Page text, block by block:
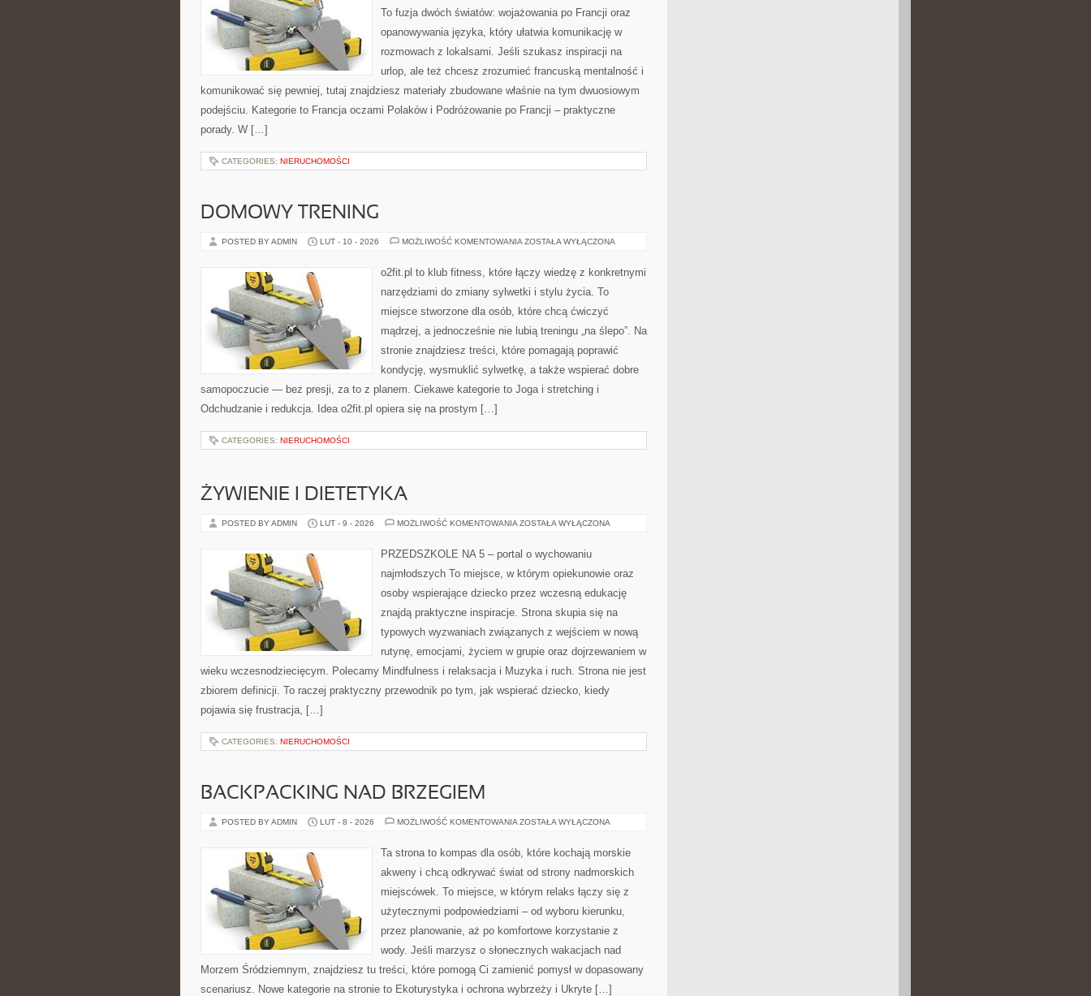
To fuzja dwóch światów: wojażowania po Francji oraz
opanowywania języka, który ułatwia komunikację w
rozmowach z lokalsami. Jeśli szukasz inspiracji na
urlop, ale też chcesz zrozumieć francuską mentalność i
komunikować się pewniej, tutaj znajdziesz materiały zbudowane właśnie na tym dwuosiowym
podejściu. Kategorie to Francja oczami Polaków i Podróżowanie po Francji – praktyczne
porady. W […]
CATEGORIES: NIERUCHOMOŚCI
DOMOWY TRENING
POSTED BY ADMIN LUT - 10 - 2026 MOŻLIWOŚĆ KOMENTOWANIA DOMOWY
ZOSTAŁA WYŁĄCZONA
o2fit.pl to klub fitness, które łączy wiedzę z konkretnymi
narzędziami do zmiany sylwetki i stylu życia. To
miejsce stworzone dla osób, które chcą ćwiczyć
mądrzej, a jednocześnie nie lubią treningu „na ślepo”. Na
stronie znajdziesz treści, które pomagają poprawić
kondycję, wysmuklić sylwetkę, a także wspierać dobre
samopoczucie — bez presji, za to z planem. Ciekawe kategorie to Joga i stretching i
Odchudzanie i redukcja. Idea o2fit.pl opiera się na prostym […]
CATEGORIES: NIERUCHOMOŚCI
ŻYWIENIE I DIETETYKA
POSTED BY ADMIN LUT - 9 - 2026 MOŻLIWOŚĆ KOMENTOWANIA ŻYWIENIE
ZOSTAŁA WYŁĄCZONA
PRZEDSZKOLE NA 5 – portal o wychowaniu
najmłodszych To miejsce, w którym opiekunowie oraz
osoby wspierające dziecko przez wczesną edukację
znajdą praktyczne inspiracje. Strona skupia się na
typowych wyzwaniach związanych z wejściem w nową
rutynę, emocjami, życiem w grupie oraz dojrzewaniem w
wieku wczesnodziecięcym. Polecamy Mindfulness i relaksacja i Muzyka i ruch. Strona nie jest
zbiorem definicji. To raczej praktyczny przewodnik po tym, jak wspierać dziecko, kiedy
pojawia się frustracja, […]
CATEGORIES: NIERUCHOMOŚCI
BACKPACKING NAD BRZEGIEM
POSTED BY ADMIN LUT - 8 - 2026 MOŻLIWOŚĆ KOMENTOWANIA BACKPACKING
ZOSTAŁA WYŁĄCZONA
Ta strona to kompas dla osób, które kochają morskie
akweny i chcą odkrywać świat od strony nadmorskich
miejscówek. To miejsce, w którym relaks łączy się z
użytecznymi podpowiedziami – od wyboru kierunku,
przez planowanie, aż po komfortowe korzystanie z
wody. Jeśli marzysz o słonecznych wakacjach nad
Morzem Śródziemnym, znajdziesz tu treści, które pomogą Ci zamienić pomysł w dopasowany
scenariusz. Nowe kategorie na stronie to Ekoturystyka i ochrona wybrzeży i Ukryte […]